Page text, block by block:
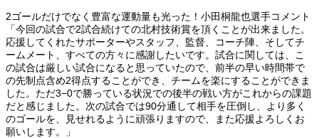
2ゴールだけでなく豊富な運動量も光った！小田桐龍也選手コメント
「今回の試合で2試合続けての北村技術賞を頂くことが出来ました。
応援してくれたサポーターやスタッフ、監督、コーチ陣、そしてチ
ームメート、すべての方々に感謝したいです。試合に関しては、こ
の試合は厳しい試合になると思っていたので、前半の早い時間帯で
の先制点含め2得点することができ、チームを楽にすることができま
した。ただ3−0で勝っている状況での後半の戦い方がこれからの課題
だと感じました。次の試合では90分通して相手を圧倒し、より多く
のゴールを、見せれるように頑張りますので、また応援よろしくお
願いします。」